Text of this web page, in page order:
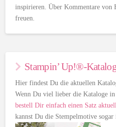
inspirieren. Über Kommentare von
freuen.
Stampin’ Up!®-
Hier findest Du die aktuellen
Wenn Du viel lieber die Kataloge
bestell Dir einfach einen Satz
kannst Du die Stempelmotive